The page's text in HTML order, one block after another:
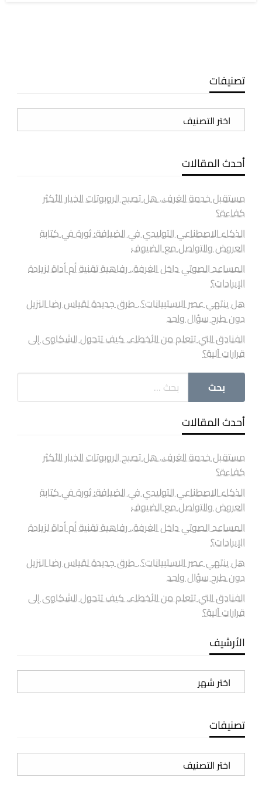
تصنيفات
تصنيفات
أحدث المقالات
مستقبل خدمة الغرف.. هل تصبح الروبوتات الخيار الأكثر
كفاءة؟
الذكاء الاصطناعي التوليدي في الضيافة: ثورة في كتابة
العروض والتواصل مع الضيوف
المساعد الصوتي داخل الغرفة.. رفاهية تقنية أم أداة لزيادة
الإيرادات؟
هل ينتهي عصر الاستبيانات؟.. طرق جديدة لقياس رضا النزيل
دون طرح سؤال واحد
الفنادق التي تتعلم من الأخطاء.. كيف تتحول الشكاوى إلى
قرارات آلية؟
أحدث المقالات
مستقبل خدمة الغرف.. هل تصبح الروبوتات الخيار الأكثر
كفاءة؟
الذكاء الاصطناعي التوليدي في الضيافة: ثورة في كتابة
العروض والتواصل مع الضيوف
المساعد الصوتي داخل الغرفة.. رفاهية تقنية أم أداة لزيادة
الإيرادات؟
هل ينتهي عصر الاستبيانات؟.. طرق جديدة لقياس رضا النزيل
دون طرح سؤال واحد
الفنادق التي تتعلم من الأخطاء.. كيف تتحول الشكاوى إلى
قرارات آلية؟
الأرشيف
الأرشيف
تصنيفات
تصنيفات